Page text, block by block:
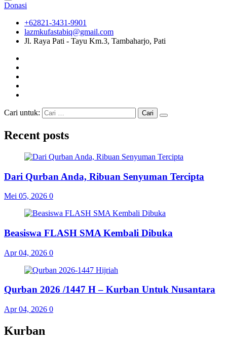
Donasi
+62821-3431-9901
lazmkufastabiq@gmail.com
Jl. Raya Pati - Tayu Km.3, Tambaharjo, Pati
Cari untuk:
Recent posts
Dari Qurban Anda, Ribuan Senyuman Tercipta
Mei 05, 2026 0
Beasiswa FLASH SMA Kembali Dibuka
Apr 04, 2026 0
Qurban 2026 /1447 H – Kurban Untuk Nusantara
Apr 04, 2026 0
Kurban